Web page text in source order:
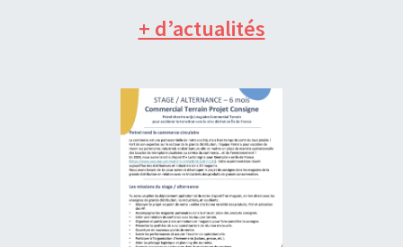
+ d’actualités